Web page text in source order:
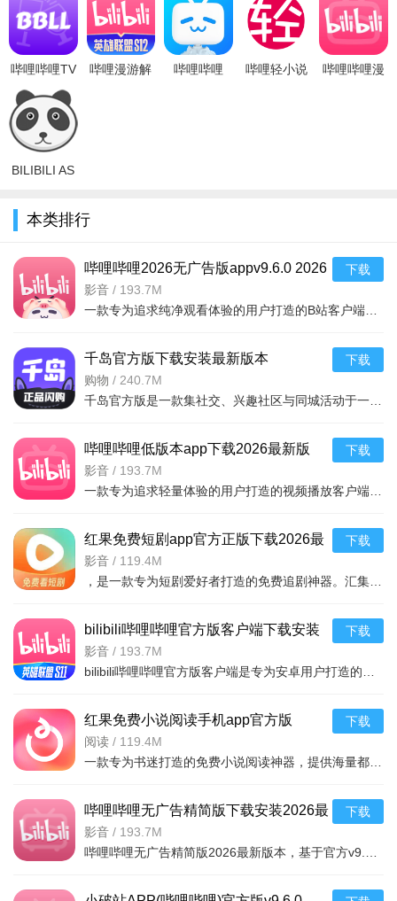
哔哩哔哩TV
第三方版(安
卓+TV)bbll
电视版v1.
哔哩漫游解
哔哩哔哩
哔哩轻小说
哔哩哔哩漫
BILIBILI AS
取工具app
本类排行
哔哩哔哩2026无广告版appv9.6.0 2026
手机版
影音 / 193.7M
下载
千岛官方版下载安装最新版本
2026v6.57.0 2026手机版
购物 / 240.7M
下载
哔哩哔哩低版本app下载2026最新版
v9.6.0 2026手机版
影音 / 193.7M
下载
红果免费短剧app官方正版下载2026最
新版本v7.3.2.32 2026手机版
影音 / 119.4M
下载
bilibili哔哩哔哩官方版客户端下载安装
2026最新版本v9.6.0 2026安卓版
影音 / 193.7M
下载
红果免费小说阅读手机app官方版
v7.3.2.32 2026手机版免费小说阅读器
阅读 / 119.4M
下载
哔哩哔哩无广告精简版下载安装2026最
新版本v9.6.0 2026手机版
影音 / 193.7M
下载